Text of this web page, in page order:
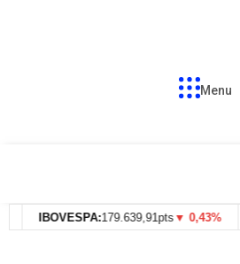
Menu
IBOVESPA:179.639,91pts▼ 0,43%